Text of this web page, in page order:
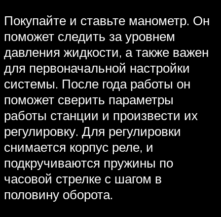
Покупайте и ставьте манометр. Он
поможет следить за уровнем
давления жидкости, а также важен
для первоначальной настройки
системы. После года работы он
поможет сверить параметры
работы станции и произвести их
регулировку. Для регулировки
снимается корпус реле, и
подкручиваются пружины по
часовой стрелке с шагом в
половину оборота.